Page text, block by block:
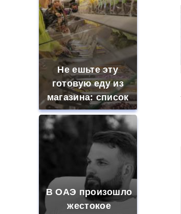
Не ешьте эту
готовую еду из
магазина: список
В ОАЭ произошло
жестокое